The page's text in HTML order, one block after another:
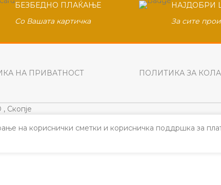
БЕЗБЕДНО ПЛАЌАЊЕ
Со Вашата картичка
НАЈДОБРИ
За сите
НА ПРИВАТНОСТ ПОЛИТИКА ЗА
на кориснички сметки и корисничка поддршка за